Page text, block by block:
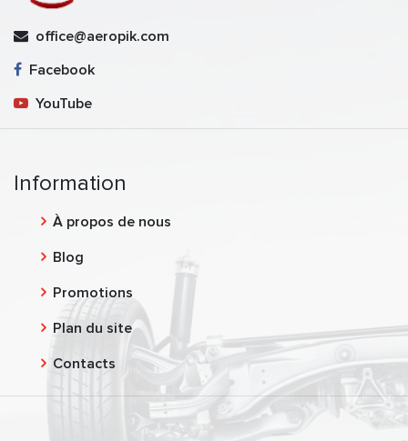
office@aeropik.com
Facebook
YouTube
Information
À propos de nous
Blog
Promotions
Plan du site
Contacts